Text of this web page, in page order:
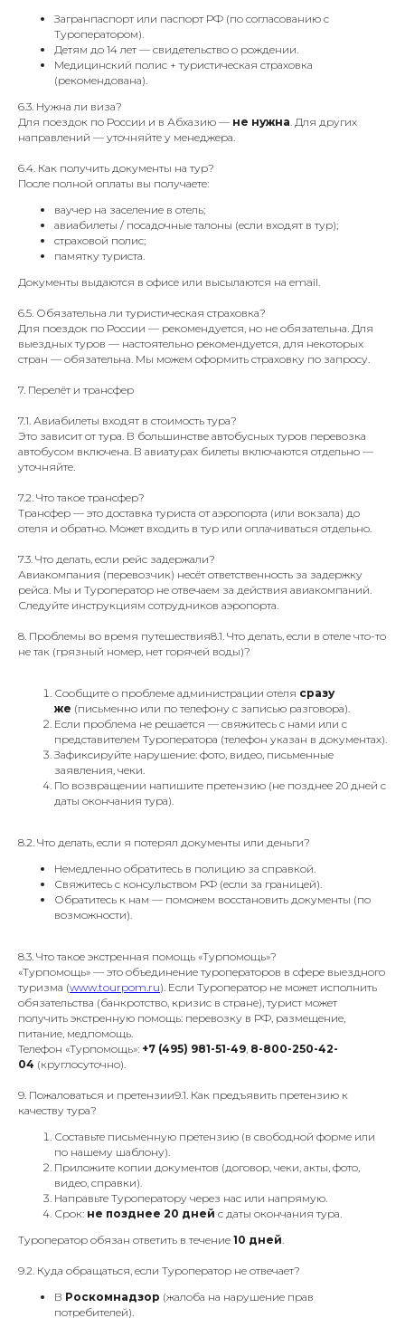
Загранпаспорт или паспорт РФ (по согласованию с
Туроператором).
Детям до 14 лет — свидетельство о рождении.
Медицинский полис + туристическая страховка
(рекомендована).
6.3. Нужна ли виза?
Для поездок по России и в Абхазию — не нужна. Для других
направлений — уточняйте у менеджера.
6.4. Как получить документы на тур?
После полной оплаты вы получаете:
ваучер на заселение в отель;
авиабилеты / посадочные талоны (если входят в тур);
страховой полис;
памятку туриста.
Документы выдаются в офисе или высылаются на email.
6.5. Обязательна ли туристическая страховка?
Для поездок по России — рекомендуется, но не обязательна. Для
выездных туров — настоятельно рекомендуется, для некоторых
стран — обязательна. Мы можем оформить страховку по запросу.
7. Перелёт и трансфер
7.1. Авиабилеты входят в стоимость тура?
Это зависит от тура. В большинстве автобусных туров перевозка
автобусом включена. В авиатурах билеты включаются отдельно —
уточняйте.
7.2. Что такое трансфер?
Трансфер — это доставка туриста от аэропорта (или вокзала) до
отеля и обратно. Может входить в тур или оплачиваться отдельно.
7.3. Что делать, если рейс задержали?
Авиакомпания (перевозчик) несёт ответственность за задержку
рейса. Мы и Туроператор не отвечаем за действия авиакомпаний.
Следуйте инструкциям сотрудников аэропорта.
8. Проблемы во время путешествия8.1. Что делать, если в отеле что-то
не так (грязный номер, нет горячей воды)?
Сообщите о проблеме администрации отеля сразу
же (письменно или по телефону с записью разговора).
Если проблема не решается — свяжитесь с нами или с
представителем Туроператора (телефон указан в документах).
Зафиксируйте нарушение: фото, видео, письменные
заявления, чеки.
По возвращении напишите претензию (не позднее 20 дней с
даты окончания тура).
8.2. Что делать, если я потерял документы или деньги?
Немедленно обратитесь в полицию за справкой.
Свяжитесь с консульством РФ (если за границей).
Обратитесь к нам — поможем восстановить документы (по
возможности).
8.3. Что такое экстренная помощь «Турпомощь»?
«Турпомощь» — это объединение туроператоров в сфере выездного
туризма (www.tourpom.ru). Если Туроператор не может исполнить
обязательства (банкротство, кризис в стране), турист может
получить экстренную помощь: перевозку в РФ, размещение,
питание, медпомощь.
Телефон «Турпомощь»: +7 (495) 981-51-49, 8-800-250-42-
04 (круглосуточно).
9. Пожаловаться и претензии9.1. Как предъявить претензию к
качеству тура?
Составьте письменную претензию (в свободной форме или
по нашему шаблону).
Приложите копии документов (договор, чеки, акты, фото,
видео, справки).
Направьте Туроператору через нас или напрямую.
Срок: не позднее 20 дней с даты окончания тура.
Туроператор обязан ответить в течение 10 дней.
9.2. Куда обращаться, если Туроператор не отвечает?
В Роскомнадзор (жалоба на нарушение прав
потребителей).